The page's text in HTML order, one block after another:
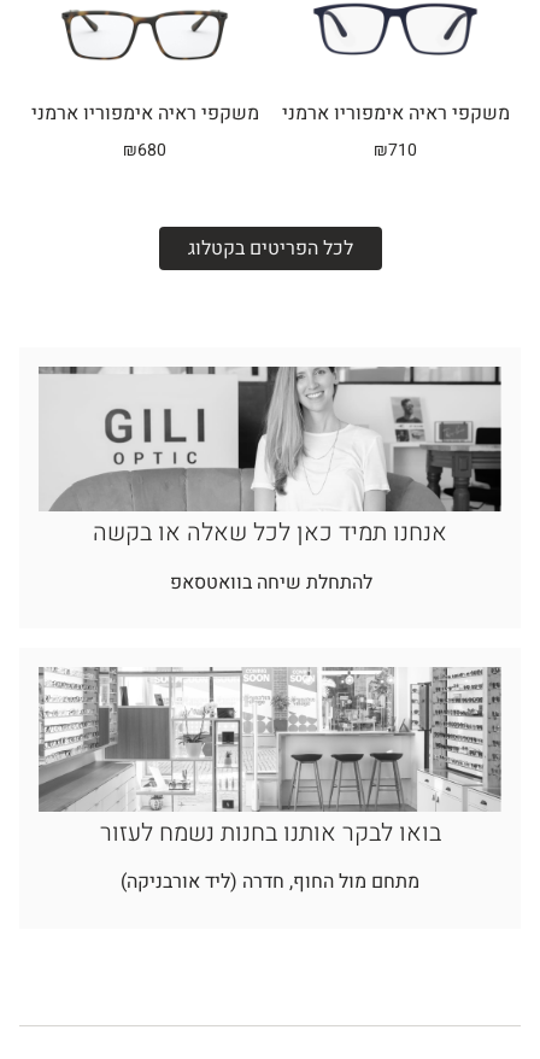
משקפי ראיה אימפוריו ארמני
₪680
משקפי ראיה אימפוריו ארמני
₪710
לכל הפריטים בקטלוג
אנחנו תמיד כאן לכל שאלה או בקשה
להתחלת שיחה בוואטסאפ
בואו לבקר אותנו בחנות נשמח לעזור
מתחם מול החוף, חדרה (ליד אורבניקה)